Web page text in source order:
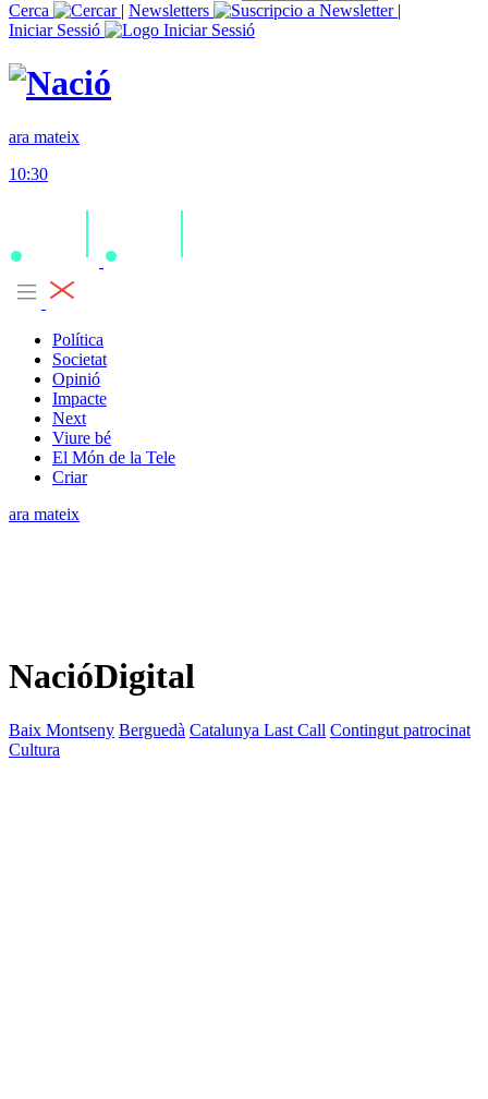
Cerca
| Newsletters
|
Iniciar Sessió
ara mateix
10:30
Política
Societat
Opinió
Impacte
Next
Viure bé
El Món de la Tele
Criar
ara mateix
NacióDigital
Baix Montseny Berguedà Catalunya Last Call Contingut patrocinat
Cultura